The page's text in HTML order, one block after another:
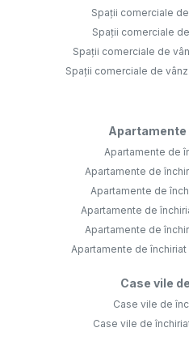
Spații comerciale
Spații comerciale
Spații comerciale de
Spații comerciale de
Apartamente de
Apartamente de
Apartamente de
Apartamente de
Apartamente de
Apartamente de
Case vile
Case vile de
Case vile de